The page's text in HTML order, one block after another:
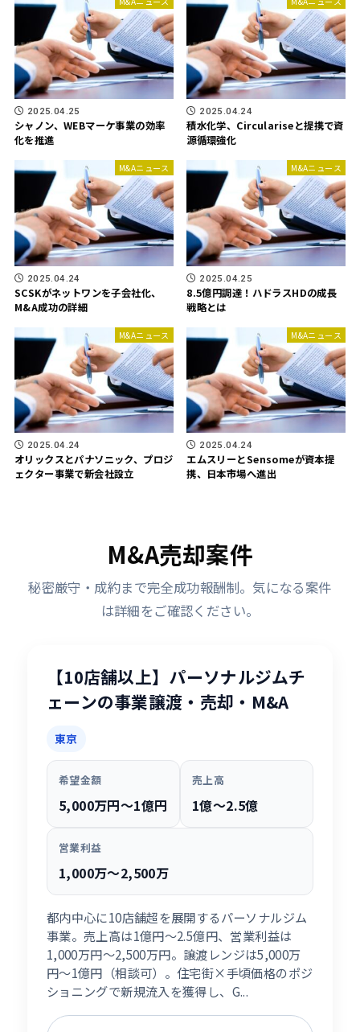
2025.04.25
シャノン、WEBマーケ事業の効率
化を推進
2025.04.24
積水化学、Circulariseと提携で資
源循環強化
M&Aニュース
2025.04.24
SCSKがネットワンを子会社化、
M&A成功の詳細
M&Aニュース
2025.04.25
8.5億円調達！ハドラスHDの成長
戦略とは
M&Aニュース
2025.04.24
オリックスとパナソニック、プロジ
ェクター事業で新会社設立
M&Aニュース
2025.04.24
エムスリーとSensomeが資本提
携、日本市場へ進出
M&A売却案件
秘密厳守・成約まで完全成功報酬制。気になる案件
は詳細をご確認ください。
【10店舗以上】パーソナルジムチ
ェーンの事業譲渡・売却・M&A
東京
希望金額
5,000万円〜1億円
売上高
1億〜2.5億
営業利益
1,000万〜2,500万
都内中心に10店舗超を展開するパーソナルジム
事業。売上高は1億円〜2.5億円、営業利益は
1,000万円〜2,500万円。譲渡レンジは5,000万
円〜1億円（相談可）。住宅街×手頃価格のポジ
ショニングで新規流入を獲得し、G...